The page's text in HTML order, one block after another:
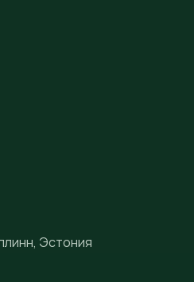
Эстония